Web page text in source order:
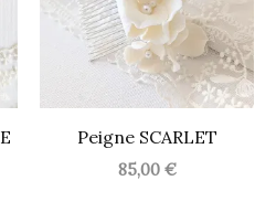
Peigne SCARLET
85,00 €